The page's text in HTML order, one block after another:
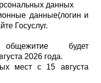
данных
данные(логин и
Госуслуг.
будет
2026 года.
мест с 15 августа